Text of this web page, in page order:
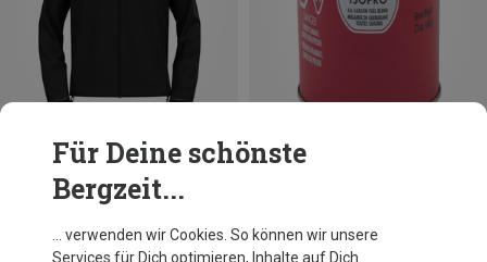
Du sparst 28%
Für Deine schönste
Bergzeit...
… verwenden wir Cookies. So können wir unsere
Services für Dich optimieren, Inhalte auf Dich